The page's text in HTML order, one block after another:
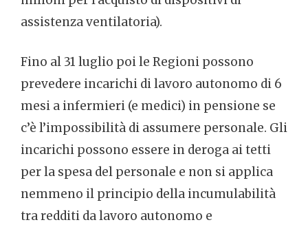
assistenza ventilatoria).
Fino al 31 luglio poi le Regioni possono
prevedere incarichi di lavoro autonomo di 6
mesi a infermieri (e medici) in pensione se
c’è l’impossibilità di assumere personale. Gli
incarichi possono essere in deroga ai tetti
per la spesa del personale e non si applica
nemmeno il principio della incumulabilità
tra redditi da lavoro autonomo e